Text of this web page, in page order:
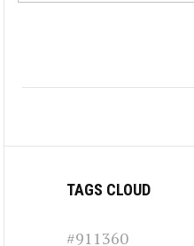
TAGS CLOUD
#911360